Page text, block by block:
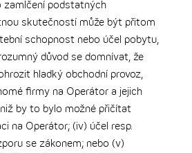
zamlčení podstatných
skutečností může být přitom
schopnost nebo účel pobytu,
důvod se domnívat, že
hladký obchodní provoz,
firmy na Operátor a jejich
by to bylo možné přičítat
na Operátor; (iv) účel resp.
se zákonem; nebo (v)